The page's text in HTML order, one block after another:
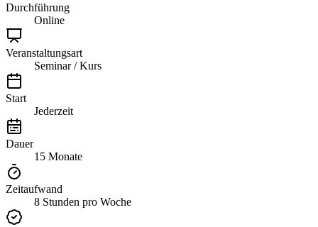
Durchführung
Online
Veranstaltungsart
Seminar / Kurs
Start
Jederzeit
Dauer
15 Monate
Zeitaufwand
8 Stunden pro Woche